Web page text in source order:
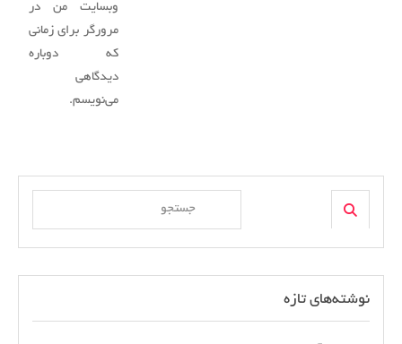
وبسایت من در
مرورگر برای زمانی
که دوباره
دیدگاهی
می‌نویسم.
نوشته‌های تازه